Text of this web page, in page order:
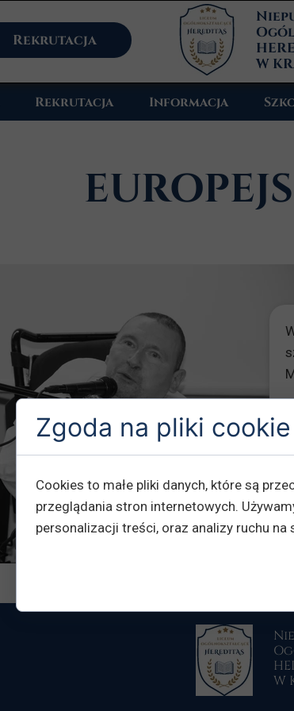
Rekrutacja
W
Rekrutacja Informacja
Wydarzenia
Zajęcia dodatkowe
W
Zgoda na pliki cookie
Cookies to małe pliki danych, które są
przeglądania stron internetowych.
personalizacji treści, oraz analizy ruchu na